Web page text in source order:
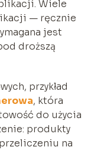
Wiele
— ręcznie
jest
droższą
przykład
, która
do użycia
produkty
na